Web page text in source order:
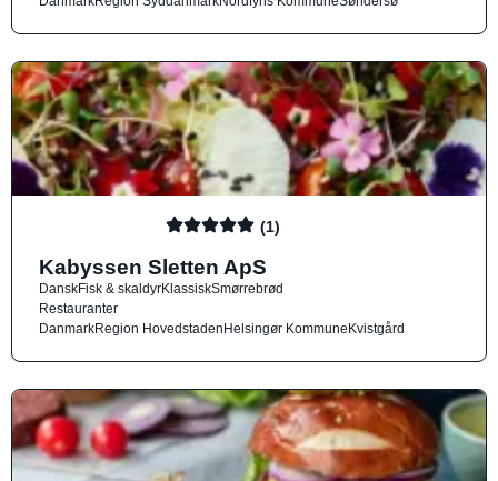
(1)
Kabyssen Sletten ApS
DanskFisk & skaldyrKlassiskSmørrebrød
Restauranter
DanmarkRegion HovedstadenHelsingør KommuneKvistgård